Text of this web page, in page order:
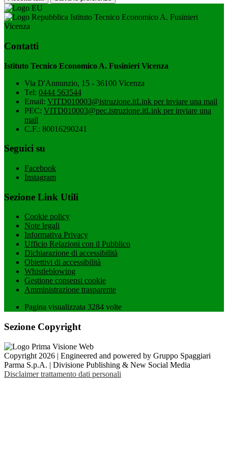
Istituto Tecnico Economico A. Fusinieri
Vicenza
Contatti
Istituto Tecnico Economico A. Fusinieri Vicenza
Via D'Annunzio, 15 - 36100 Vicenza
Tel: 0444 563544
Email: VITD010003@istruzione.itLink per inviare una mail
PEC: VITD010003@pec.istruzione.itLink per inviare una
mail
C.F.: 80016290241
Seguici su
Facebook
Instagram
Sezione Link Utili
Cookie policy
Note legali
Informativa Privacy
Ufficio Relazioni con il Pubblico
Dichiarazione di accessibilità
Obiettivi di accessibilità
Whistleblowing
Gestione consensi cookie
Amministrazione trasparente
Pagina visualizzata 3284 volte
Sezione Copyright
Copyright 2026 | Engineered and powered by Gruppo Spaggiari
Parma S.p.A. | Divisione Publishing & New Social Media
Disclaimer trattamento dati personali